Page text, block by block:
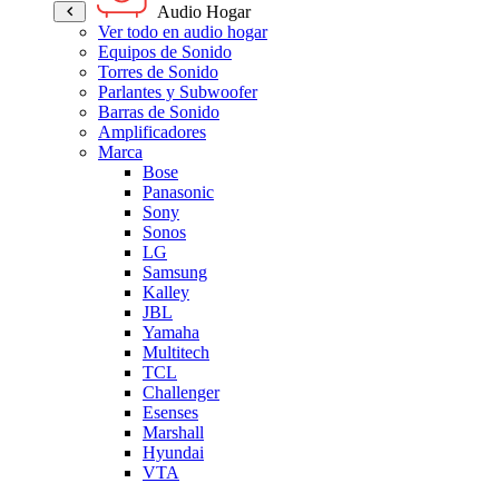
Audio Hogar
Ver todo en audio hogar
Equipos de Sonido
Torres de Sonido
Parlantes y Subwoofer
Barras de Sonido
Amplificadores
Marca
Bose
Panasonic
Sony
Sonos
LG
Samsung
Kalley
JBL
Yamaha
Multitech
TCL
Challenger
Esenses
Marshall
Hyundai
VTA